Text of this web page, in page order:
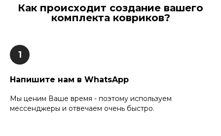
Как происходит создание вашего
комплекта ковриков?
Напишите нам в WhatsApp
Мы ценим Ваше время - поэтому используем
мессенджеры и отвечаем очень быстро.